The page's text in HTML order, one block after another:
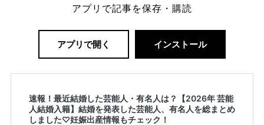
アプリで記事を保存・購読
アプリで開く インストール
速報！最近結婚した芸能人・有名人は？【2026年 芸能
人結婚入籍】結婚を発表した芸能人、有名人を総まとめ
しました♡妊娠出産情報もチェック！